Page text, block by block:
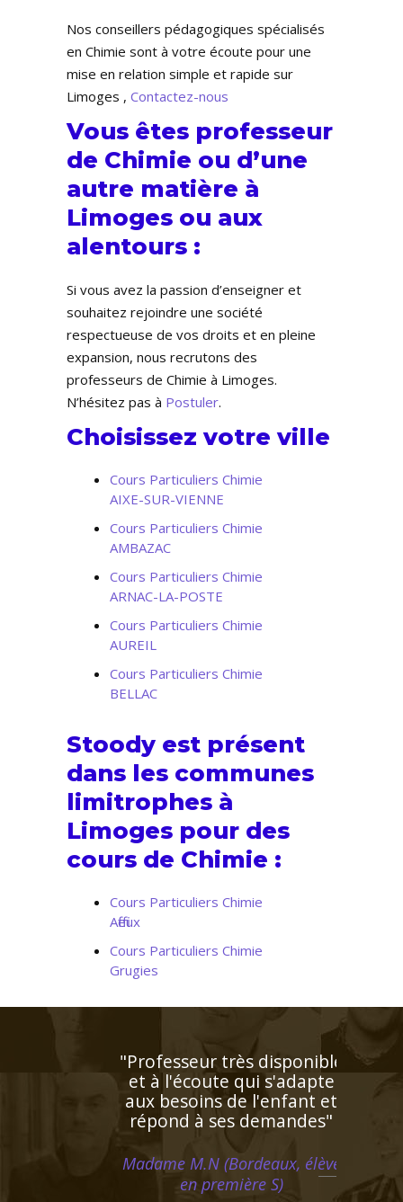
Nos conseillers pédagogiques spécialisés
en Chimie sont à votre écoute pour une
mise en relation simple et rapide sur
Limoges , Contactez-nous
Vous êtes professeur
de Chimie ou d’une
autre matière à
Limoges ou aux
alentours :
Si vous avez la passion d’enseigner et
souhaitez rejoindre une société
respectueuse de vos droits et en pleine
expansion, nous recrutons des
professeurs de Chimie à Limoges.
N’hésitez pas à Postuler.
Choisissez votre ville
Cours Particuliers Chimie
AIXE-SUR-VIENNE
Cours Particuliers Chimie
AMBAZAC
Cours Particuliers Chimie
ARNAC-LA-POSTE
Cours Particuliers Chimie
AUREIL
Cours Particuliers Chimie
BELLAC
Stoody est présent
dans les communes
limitrophes à
Limoges pour des
cours de Chimie :
Cours Particuliers Chimie
Affieux
Cours Particuliers Chimie
Grugies
"Le professeur STOODY a
su booster la confiance à
notre fils qui a
progressivement "perdu
pied" en mathématiques
cette année. Il renouvelle
son regard sur cette